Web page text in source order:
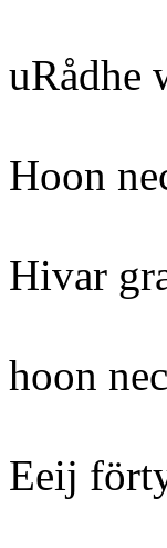
uRådhe
Hoon
Hivar
hoon
Eeij